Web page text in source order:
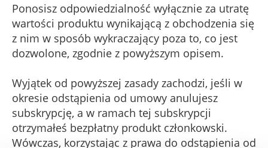
Ponosisz odpowiedzialność wyłącznie za utratę
wartości produktu wynikającą z obchodzenia się
z nim w sposób wykraczający poza to, co jest
dozwolone, zgodnie z powyższym opisem.
Wyjątek od powyższej zasady zachodzi, jeśli w
okresie odstąpienia od umowy anulujesz
subskrypcję, a w ramach tej subskrypcji
otrzymałeś bezpłatny produkt członkowski.
Wówczas, korzystając z prawa do odstąpienia od